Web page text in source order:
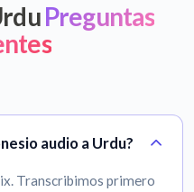
Preguntas
audio a Urdu?
Transcribimos primero